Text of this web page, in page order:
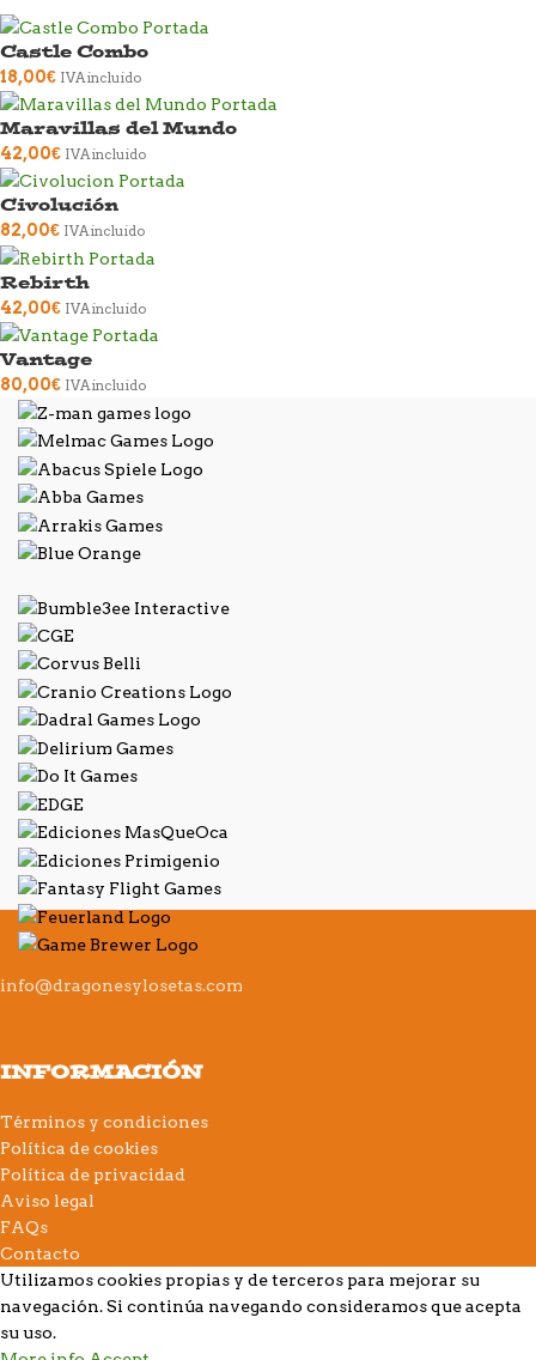
Castle Combo
18,00€ IVA incluido
Maravillas del Mundo
42,00€ IVA incluido
Civolución
82,00€ IVA incluido
Rebirth
42,00€ IVA incluido
Vantage
80,00€ IVA incluido
info@dragonesylosetas.com
INFORMACIÓN
Términos y condiciones
Política de cookies
Política de privacidad
Aviso legal
FAQs
Contacto
Utilizamos cookies propias y de terceros para mejorar su
navegación. Si continúa navegando consideramos que acepta
su uso.